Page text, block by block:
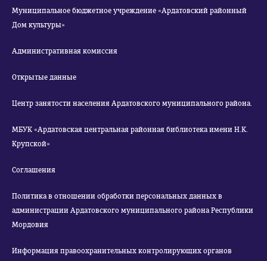
Муниципальное бюджетное учреждение «Ардатовский районный
Дом культуры»
Административная комиссия
Открытые данные
Центр занятости населения Ардатовского муниципального района.
МБУК «Ардатовская центральная районная библиотека имени Н.К.
Крупской»
Соглашения
Политика в отношении обработки персональных данных в
администрации Ардатовского муниципального района Республики
Мордовия
Информация правоохранительных контролирующих органов